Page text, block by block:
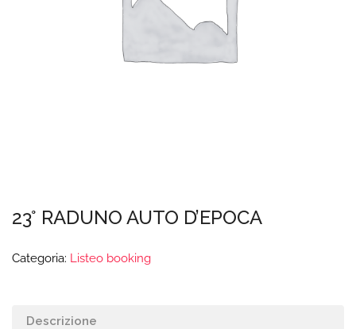
23° RADUNO AUTO D’EPOCA
Categoria: Listeo booking
Descrizione